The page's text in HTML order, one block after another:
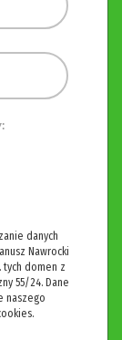
danych
Nawrocki
tych domen z
55/24. Dane
naszego